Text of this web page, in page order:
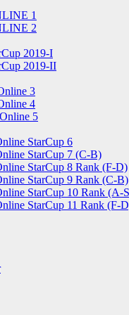
1
2
2019-I
2019-II
3
4
5
StarCup 6
StarCup 7 (C-B)
StarCup 8 Rank (F-D)
StarCup 9 Rank (C-B)
StarCup 10 Rank (A-
StarCup 11 Rank (F-